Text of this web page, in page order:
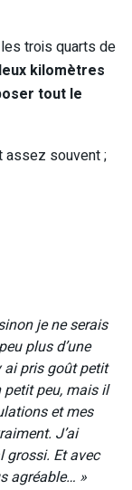
trois quarts de
kilomètres
tout le
assez souvent ;
je ne serais
plus d’une
ai pris goût petit
petit peu, mais il
et mes
J’ai
grossi. Et avec
agréable… »